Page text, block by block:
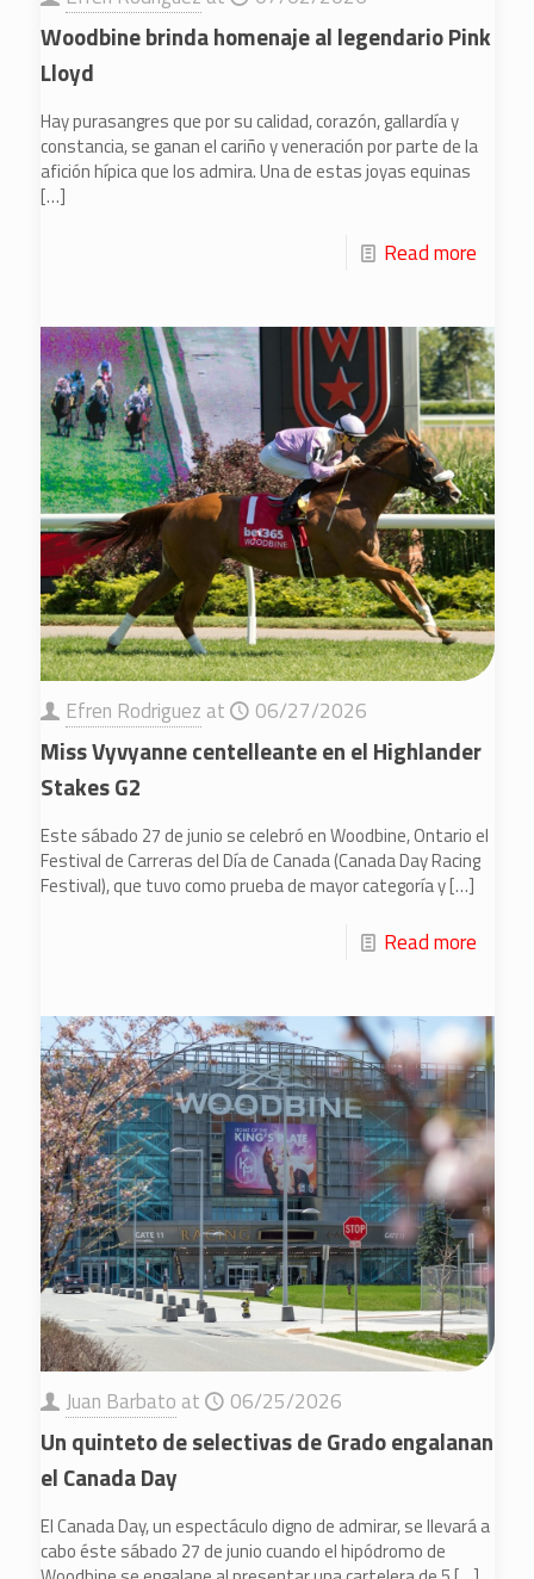
Woodbine brinda homenaje al legendario Pink
Lloyd
Hay purasangres que por su calidad, corazón, gallardía y
constancia, se ganan el cariño y veneración por parte de la
afición hípica que los admira. Una de estas joyas equinas
[…]
Read more
Efren Rodriguez at 06/27/2026
Miss Vyvyanne centelleante en el Highlander
Stakes G2
Este sábado 27 de junio se celebró en Woodbine, Ontario el
Festival de Carreras del Día de Canada (Canada Day Racing
Festival), que tuvo como prueba de mayor categoría y[…]
Read more
Juan Barbato at 06/25/2026
Un quinteto de selectivas de Grado engalanan
el Canada Day
El Canada Day, un espectáculo digno de admirar, se llevará a
cabo éste sábado 27 de junio cuando el hipódromo de